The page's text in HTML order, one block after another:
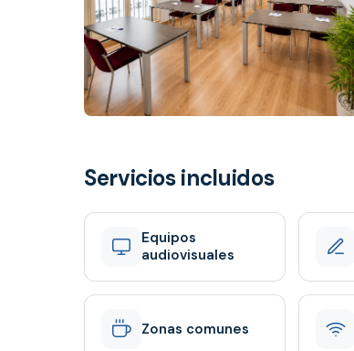
Servicios incluidos
Equipos
audiovisuales
Zonas comunes